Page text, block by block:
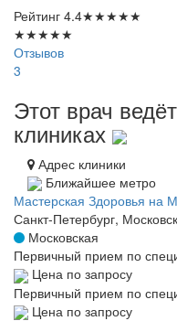
Рейтинг 4.4★★★★★
★★★★★
Отзывов
3
Этот врач
клиниках
Адрес клиники
Ближайшее метро
Мастерская Здоровья на
Санкт-Петербург,
Московская
Первичный прием по
Цена по запросу
Первичный прием по
Цена по запросу